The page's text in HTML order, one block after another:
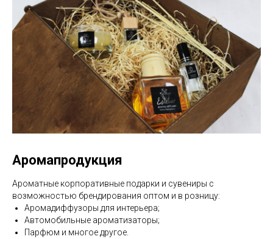
Аромапродукция
Ароматные корпоративные подарки и сувениры с
возможностью брендирования оптом и в розницу:
Аромадиффузоры для интерьера;
Автомобильные ароматизаторы;
Парфюм и многое другое.